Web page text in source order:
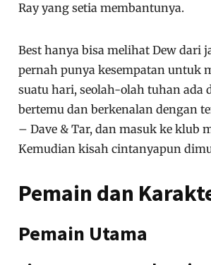
Ray yang setia membantunya.
Best hanya bisa melihat Dew dari
pernah punya kesempatan untuk
suatu hari, seolah-olah tuhan ada
bertemu dan berkenalan dengan
– Dave & Tar, dan masuk ke klub
Kemudian kisah cintanyapun
Pemain dan
Pemain Utama